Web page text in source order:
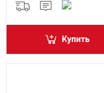
Купить